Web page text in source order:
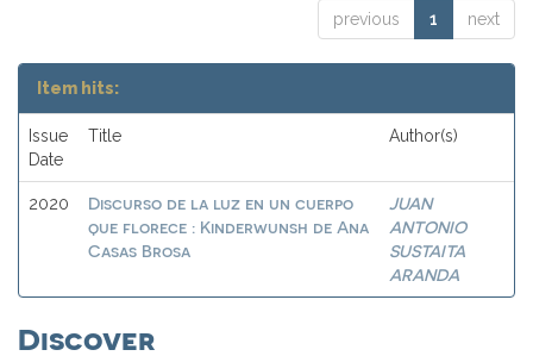
previous 1 next
Item hits:
Issue
Date
Title Author(s)
2020
Discurso de la luz en un cuerpo
que florece : Kinderwunsh de Ana
Casas Brosa
JUAN
ANTONIO
SUSTAITA
ARANDA
Discover